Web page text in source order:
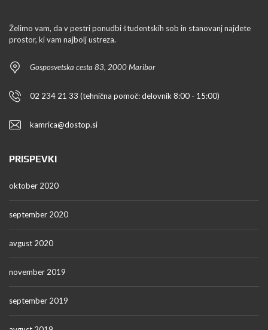
Želimo vam, da v pestri ponudbi študentskih sob in stanovanj najdete
prostor, ki vam najbolj ustreza.
Gosposvetska cesta 83, 2000 Maribor
02 234 21 33 (tehnična pomoč: delovnik 8:00 - 15:00)
kamrica@dostop.si
PRISPEVKI
oktober 2020
september 2020
avgust 2020
november 2019
september 2019